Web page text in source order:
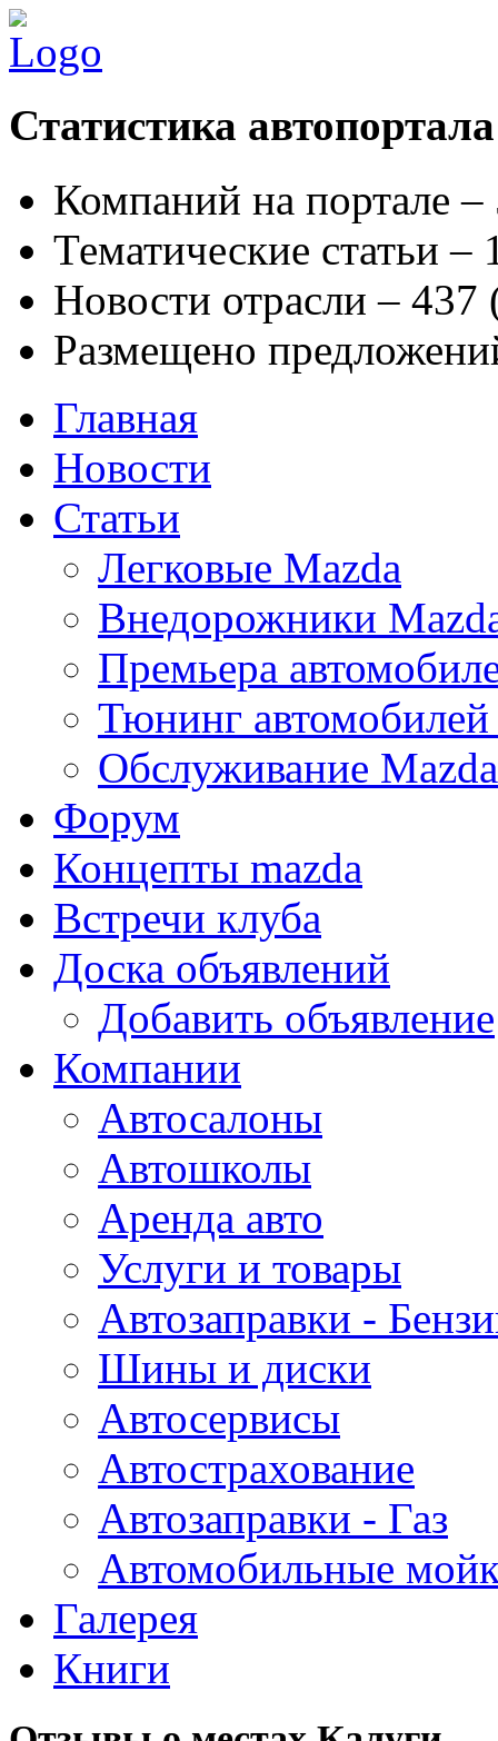
Статистика автопортала
Компаний на портале
Тематические статьи –
Новости отрасли – 437
Размещено
Главная
Новости
Статьи
Легковые Mazda
Внедорожники
Премьера
Тюнинг
Обслуживание Mazda
Форум
Концепты mazda
Встречи клуба
Доска объявлений
Добавить объявление
Компании
Автосалоны
Автошколы
Аренда авто
Услуги и товары
Автозаправки -
Шины и диски
Автосервисы
Автострахование
Автозаправки - Газ
Автомобильные
Галерея
Книги